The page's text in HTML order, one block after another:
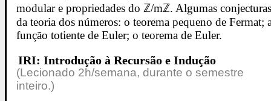
modular e propriedades do ℤ/mℤ. Algumas
da teoria dos números: o teorema pequeno de Fermat;
função totiente de Euler; o teorema de Euler.
IRI: Introdução à Recursão e Indução
(Lecionado 2h/semana, durante o semestre
inteiro.)